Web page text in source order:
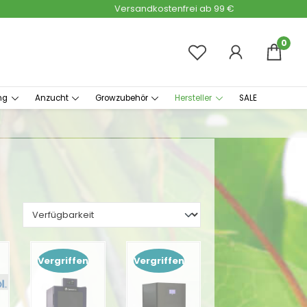
Versandkostenfrei ab 99 €
0
Anzucht Growzubehör Hersteller SALE
Vergriffen Vergriffen